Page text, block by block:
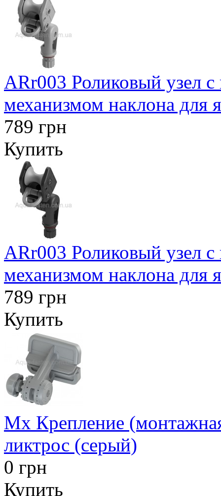
ARr003 Роликовый узел
механизмом наклона для
789 грн
Купить
ARr003 Роликовый узел
механизмом наклона для
789 грн
Купить
Mx Крепление
ликтрос (серый)
0 грн
Купить